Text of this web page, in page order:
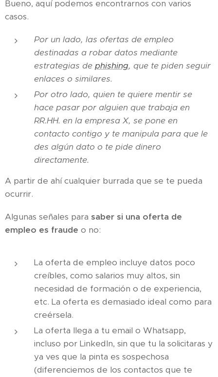
Bueno, aquí podemos encontrarnos con varios
casos.
Por un lado, las ofertas de empleo
destinadas a robar datos mediante
estrategias de phishing, que te piden seguir
enlaces o similares.
Por otro lado, quien te quiere mentir se
hace pasar por alguien que trabaja en
RR.HH. en la empresa X, se pone en
contacto contigo y te manipula para que le
des algún dato o te pide dinero
directamente.
A partir de ahí cualquier burrada que se te pueda
ocurrir.
Algunas señales para saber si una oferta de
empleo es fraude o no:
La oferta de empleo incluye datos poco
creíbles, como salarios muy altos, sin
necesidad de formación o de experiencia,
etc. La oferta es demasiado ideal como para
creérsela.
La oferta llega a tu email o Whatsapp,
incluso por LinkedIn, sin que tu la solicitaras y
ya ves que la pinta es sospechosa
(diferenciemos de los contactos que te